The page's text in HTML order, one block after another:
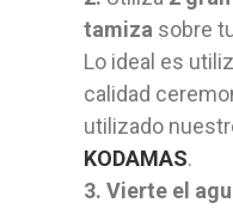
tamiza sobre
Lo ideal es
calidad
utilizado
KODAMAS.
3. Vierte el